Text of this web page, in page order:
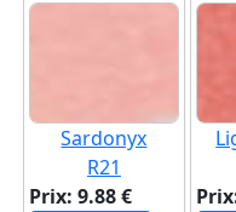
Sardonyx
R21
Prix: 9.88 €